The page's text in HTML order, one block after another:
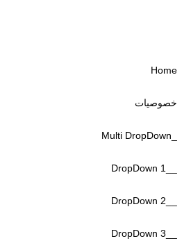
Home
خصوصیات